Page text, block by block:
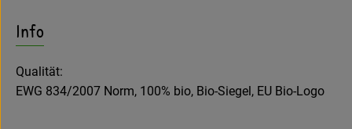
Info
Qualität:
EWG 834/2007 Norm, 100% bio, Bio-Siegel, EU Bio-Logo